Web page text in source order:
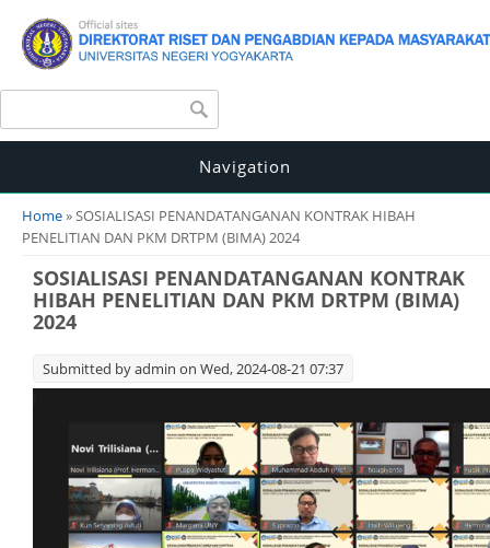
Search form
Navigation
You are here
Home» SOSIALISASI PENANDATANGANAN KONTRAK HIBAH
PENELITIAN DAN PKM DRTPM (BIMA) 2024
SOSIALISASI PENANDATANGANAN KONTRAK
HIBAH PENELITIAN DAN PKM DRTPM (BIMA)
2024
Submitted byadmin on Wed, 2024-08-21 07:37